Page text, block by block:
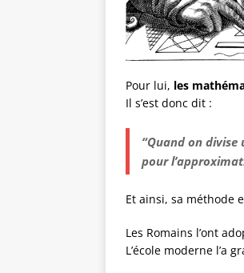
Pour lui, les
Il s’est donc dit :
“Quand on
pour
Et ainsi, sa méthode
Les Romains l’ont
L’école moderne l’a